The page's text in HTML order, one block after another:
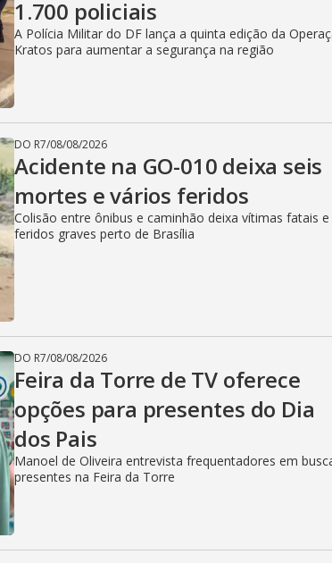
1.700 policiais
A Polícia Militar do DF lança a quinta edição da
Kratos para aumentar a segurança na região
DO R7/08/08/2026
Acidente na GO-010 deixa seis
mortes e vários feridos
Colisão entre ônibus e caminhão deixa vítimas fatais e
feridos graves perto de Brasília
DO R7/08/08/2026
Feira da Torre de TV oferece
opções para presentes do Dia
dos Pais
Manoel de Oliveira entrevista frequentadores em
presentes na Feira da Torre